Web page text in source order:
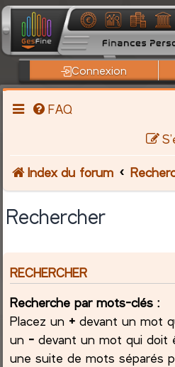
Connexion
FAQ
Index du forum
Rechercher
RECHERCHER
Recherche par mots-clés :
Placez un + devant un mot
un - devant un mot qui doit
une suite de mots séparés